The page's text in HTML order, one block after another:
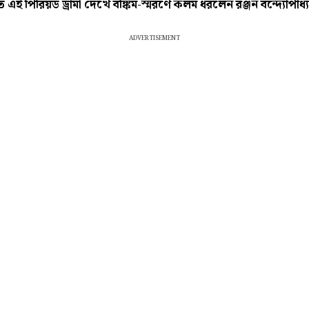
এই পিরিয়ড ড্রামা দেখে বঙ্কিম-স্মরণে কলম ধরলেনরঞ্জন
ADVERTISEMENT